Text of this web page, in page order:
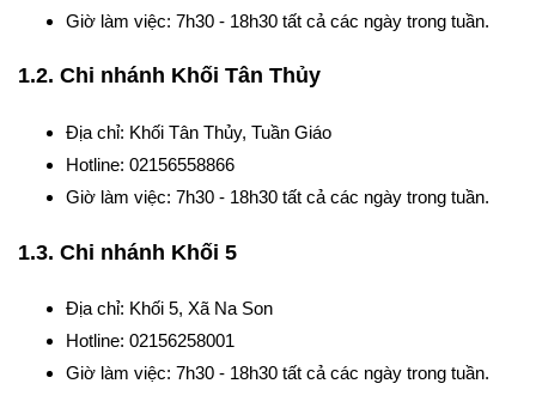
Giờ làm việc: 7h30 - 18h30 tất cả các ngày trong tuần.
1.2. Chi nhánh Khối Tân Thủy
Địa chỉ: Khối Tân Thủy, Tuần Giáo
Hotline: 02156558866
Giờ làm việc: 7h30 - 18h30 tất cả các ngày trong tuần.
1.3. Chi nhánh Khối 5
Địa chỉ: Khối 5, Xã Na Son
Hotline: 02156258001
Giờ làm việc: 7h30 - 18h30 tất cả các ngày trong tuần.